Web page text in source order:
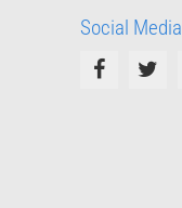
Social Media